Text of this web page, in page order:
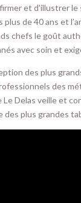
et d'illustrer le
plus de 40 ans et
chefs le goût
avec soin et
des plus
des
Le Delas veille et
des plus grandes